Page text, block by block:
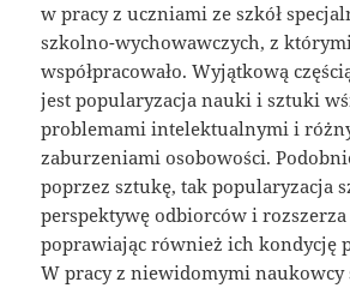
w pracy z uczniami ze szkół
szkolno-wychowawczych, z
współpracowało. Wyjątkową
jest popularyzacja nauki i sztuki
problemami intelektualnymi i
zaburzeniami osobowości.
poprzez sztukę, tak popularyzacja
perspektywę odbiorców i
poprawiając również ich kondycję
W pracy z niewidomymi naukowcy